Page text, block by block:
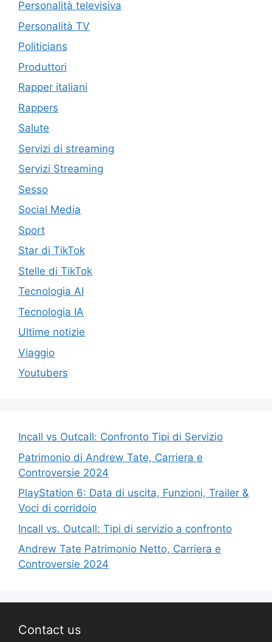
Personalità televisiva
Personalità TV
Politicians
Produttori
Rapper italiani
Rappers
Salute
Servizi di streaming
Servizi Streaming
Sesso
Social Media
Sport
Star di TikTok
Stelle di TikTok
Tecnologia AI
Tecnologia IA
Ultime notizie
Viaggio
Youtubers
Incall vs Outcall: Confronto Tipi di Servizio
Patrimonio di Andrew Tate, Carriera e
Controversie 2024
PlayStation 6: Data di uscita, Funzioni, Trailer &
Voci di corridoio
Incall vs. Outcall: Tipi di servizio a confronto
Andrew Tate Patrimonio Netto, Carriera e
Controversie 2024
Contact us